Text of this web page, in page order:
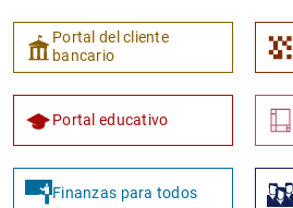
Portal del cliente
bancario
Portal educativo
Finanzas para todos